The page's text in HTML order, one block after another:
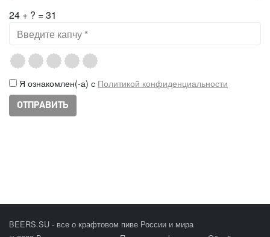
24 + ? = 31
Я ознакомлен(-а) с Политикой конфиденциальности
BEERS.SU - все о крафтовом пиве России и мира